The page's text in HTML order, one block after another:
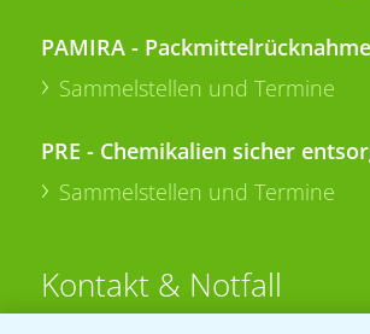
PAMIRA - Packmittelrücknahme
Sammelstellen und Termine
PRE - Chemikalien sicher
Sammelstellen und Termine
Kontakt & Notfall